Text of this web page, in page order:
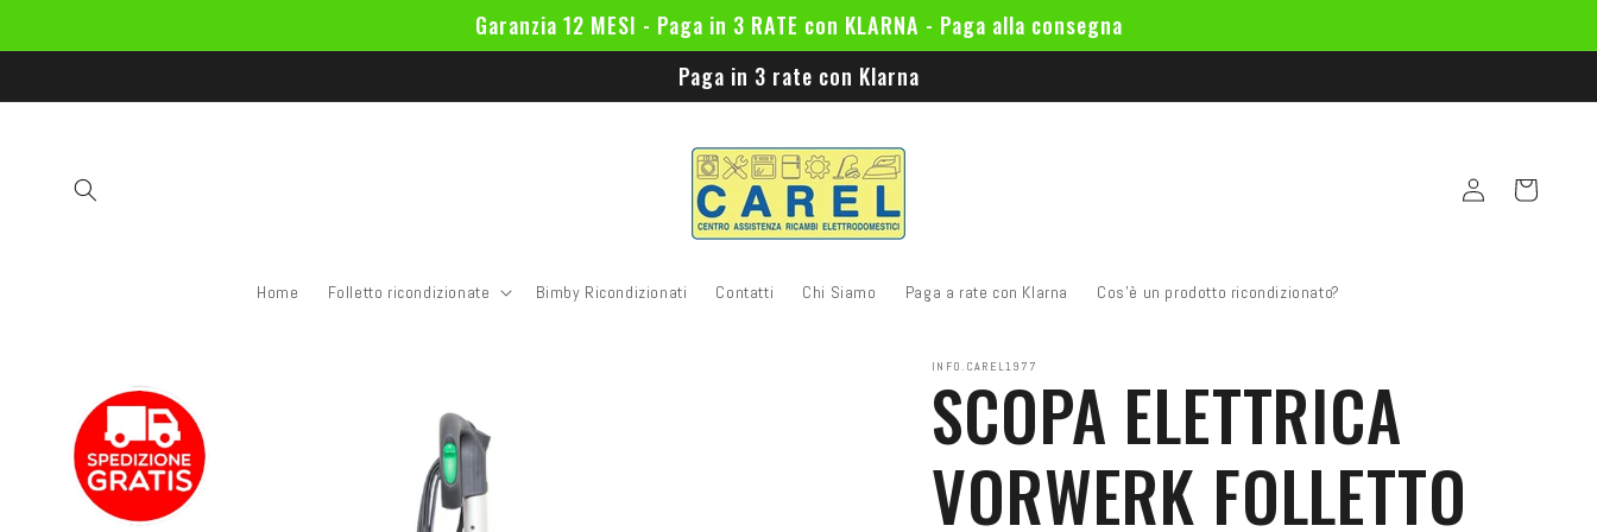
ai contenuti
Garanzia 12 MESI - Paga in 3 RATE con KLARNA - Paga alla consegna
Paga in 3 rate con Klarna
Home Folletto ricondizionate Bimby Ricondizionati Contatti Chi Siamo Paga a rate con Klarna Cos'è un prodotto ricondizionato?
Accedi Carrello
sul
prodotto
INFO.CAREL1977
SCOPA ELETTRICA
VORWERK FOLLETTO